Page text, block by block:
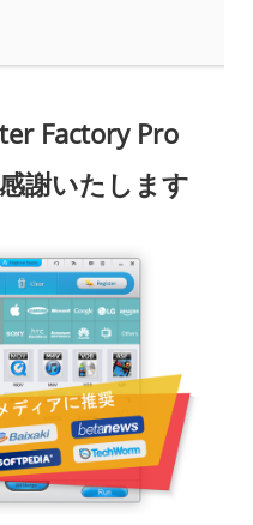
Factory Pro
謝いたします